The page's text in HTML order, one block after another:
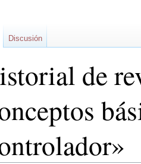
de
Discusión